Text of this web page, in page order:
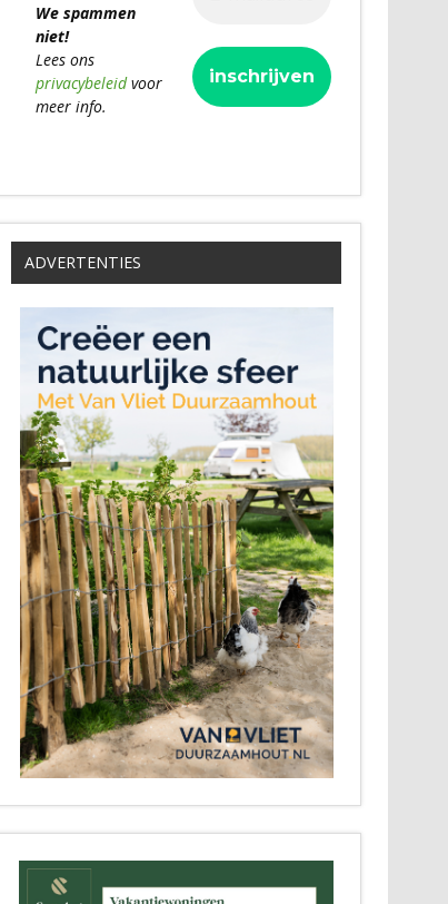
We spammen
niet!
Lees ons
privacybeleidvoor
meer info.
ADVERTENTIES